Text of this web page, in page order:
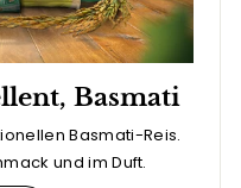
Basmati
Basmati-Reis.
und im Duft.